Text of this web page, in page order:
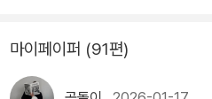
다. 결코 도망치지 않고 당당히 맞
꺾어버리는 단호함, 모비 딕은 그
고 있습니다. 그런 모비 딕에게 '저주
그'를 위해 짜두었던 그 관이 더없이
정, 엄청난 글임에도 지루하지 않고
락에 서 있기 때문일테다.700페이지
은 거대한 향유고래만큼이나 위압
대로 '고전'의 반열에 올라선 책이다.
마이페이퍼 (91편)